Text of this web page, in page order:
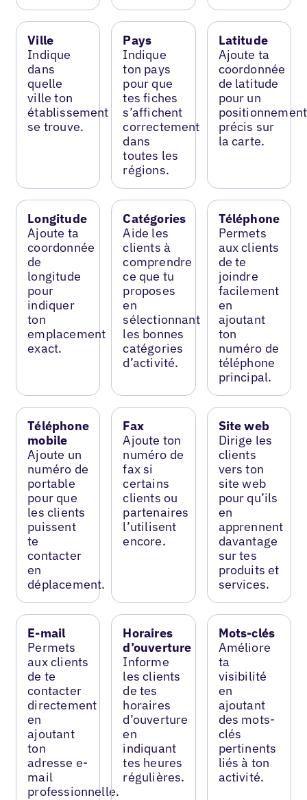
Ville
Indique
dans
quelle
ville ton
établissement
se trouve.
Pays
Indique
ton pays
pour que
tes fiches
s’affichent
correctement
dans
toutes les
régions.
Latitude
Ajoute ta
coordonnée
de latitude
pour un
positionnement
précis sur
la carte.
Longitude
Ajoute ta
coordonnée
de
longitude
pour
indiquer
ton
emplacement
exact.
Catégories
Aide les
clients à
comprendre
ce que tu
proposes
en
sélectionnant
les bonnes
catégories
d’activité.
Téléphone
Permets
aux clients
de te
joindre
facilement
en
ajoutant
ton
numéro de
téléphone
principal.
Téléphone
mobile
Ajoute un
numéro de
portable
pour que
les clients
puissent
te
contacter
en
déplacement.
Fax
Ajoute ton
numéro de
fax si
certains
clients ou
partenaires
l’utilisent
encore.
Site web
Dirige les
clients
vers ton
site web
pour qu’ils
en
apprennent
davantage
sur tes
produits et
services.
E-mail
Permets
aux clients
de te
contacter
directement
en
ajoutant
ton
adresse e-
mail
professionnelle.
Horaires
d’ouverture
Informe
les clients
de tes
horaires
d’ouverture
en
indiquant
tes heures
régulières.
Mots-clés
Améliore
ta
visibilité
en
ajoutant
des mots-
clés
pertinents
liés à ton
activité.